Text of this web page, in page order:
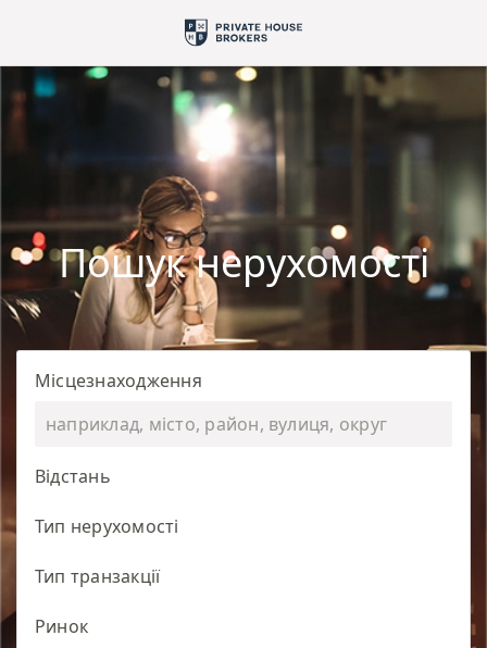
Пошук нерухомості
Місцезнаходження
Відстань
Тип нерухомості
Тип транзакції
Ринок